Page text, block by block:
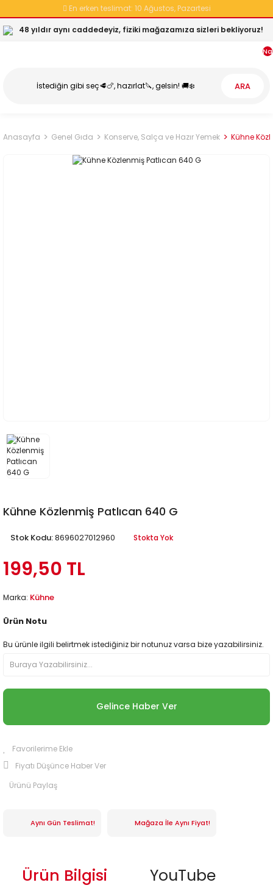
En erken teslimat: 10 Ağustos, Pazartesi
48 yıldır aynı caddedeyiz, fiziki mağazamıza sizleri bekliyoruz!
ARA
Anasayfa Genel Gıda Konserve, Salça ve Hazır Yemek Kühne
Kühne Közlenmiş Patlıcan 640 G
Stok Kodu:8696027012960 Stokta Yok
199,50 TL
Marka: Kühne
Ürün Notu
Bu ürünle ilgili belirtmek istediğiniz bir notunuz varsa bize yazabilirsiniz.
Gelince Haber Ver
Fiyatı Düşünce Haber Ver
Ürünü Paylaş
Aynı Gün Teslimat! Mağaza İle Aynı Fiyat!
Ürün Bilgisi YouTube